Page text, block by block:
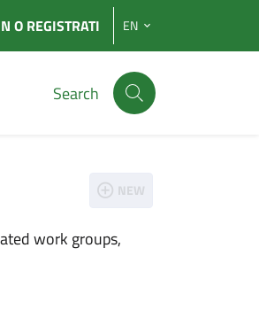
O REGISTRATI EN
Search
NEW
work groups,